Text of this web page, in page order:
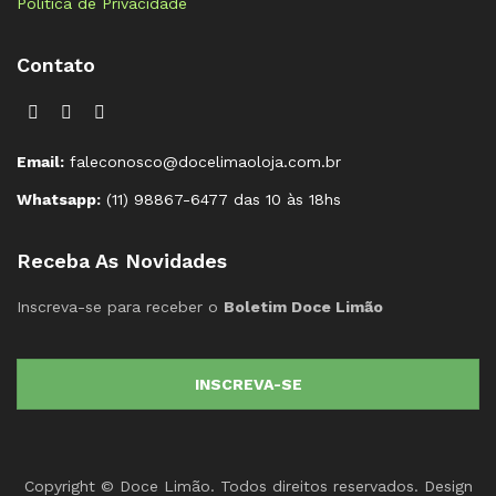
Política de Privacidade
Contato
Email: faleconosco@docelimaoloja.com.br
Whatsapp: (11) 98867-6477 das 10 às 18hs
Receba As Novidades
Inscreva-se para receber o Boletim Doce Limão
INSCREVA-SE
Copyright © Doce Limão. Todos direitos reservados. Design